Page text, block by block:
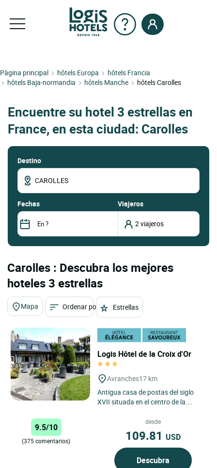
Pàgina principal hôtels Europa
hôtels Francia
hôtels Baja-normandia
hôtels Manche hôtels Carolles
Encuentre su hotel 3 estrellas en
France, en esta ciudad: Carolles
Destino
fechas Viajeros
Carolles : Descubra los mejores
hoteles 3 estrellas
Mapa Ordenar por Estrellas
Logis Hôtel de la Croix d'Or
Avranches17 km
Antigua casa de postas del siglo
XVII situada en el centro de la
normando, con una colección...
9.5/10
(375 comentarios)
desde
109.81 USD
Descubra